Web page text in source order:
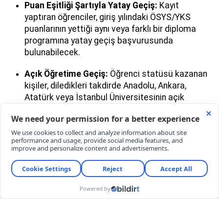
Puan Eşitliği Şartıyla Yatay Geçiş: Kayıt
yaptıran öğrenciler, giriş yılındaki ÖSYS/YKS
puanlarının yettiği aynı veya farklı bir diploma
programına yatay geçiş başvurusunda
bulunabilecek.
Açık Öğretime Geçiş: Öğrenci statüsü kazanan
kişiler, diledikleri takdirde Anadolu, Ankara,
Atatürk veya İstanbul Üniversitesinin açık
yapabilecek.
Askerde Olanlara Ek Süre:Şu an silahaltında
bulunan öğrenciler, aftan yararlanma haklarını
kaybetmeyecek. Görev sürelerinin bitimini takip
eden2 ay içerisindebaşvuru yapabilecekler.